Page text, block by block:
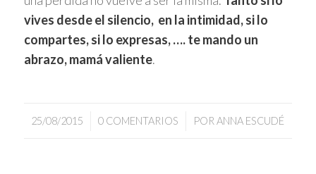
vives desde el silencio, en la intimidad, si lo
compartes, si lo expresas, …. te mando un
abrazo, mamá valiente.
25/08/2015
/ 0 COMENTARIOS
/ PORANNA ESCUDÉ